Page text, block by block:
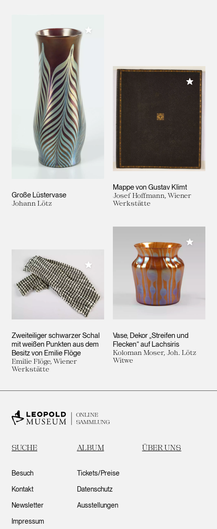
Große Lüstervase
Johann Lötz
Meiner Sammlung hinzufügen
Mappe von Gustav Klimt
Josef Hoffmann, Wiener
Werkstätte
Meiner
Zweiteiliger schwarzer Schal
mit weißen Punkten aus dem
Besitz von Emilie Flöge
Emilie Flöge, Wiener
Werkstätte
Meiner Sammlung hinzufügen
Vase, Dekor „Streifen und
Flecken“ auf Lachsiris
Koloman Moser, Joh. Lötz
Witwe
Meiner
ONLINE
SAMMLUNG
SUCHE ALBUM ÜBER UNS
Besuch
Kontakt
Newsletter
Impressum
Tickets/Preise
Datenschutz
Ausstellungen